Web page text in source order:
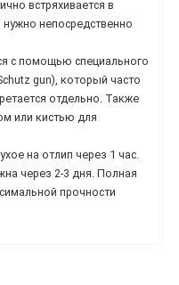
встряхивается в
непосредственно
с помощью специального
gun), который часто
отдельно. Также
или кистью для
на отлип через 1 час.
через 2-3 дня. Полная
прочности